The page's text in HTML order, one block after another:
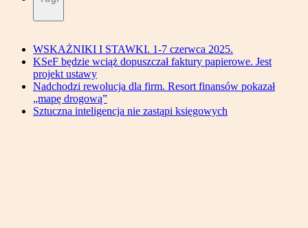
WSKAŻNIKI I STAWKI. 1-7 czerwca 2025.
KSeF będzie wciąż dopuszczał faktury papierowe. Jest
projekt ustawy
Nadchodzi rewolucja dla firm. Resort finansów pokazał
„mapę drogową”
Sztuczna inteligencja nie zastąpi księgowych